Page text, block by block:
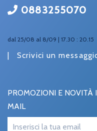
0883255070
dal 25/08 al 8/09 | 17.30 : 20.15
| Scrivici un
PROMOZIONI E
MAIL